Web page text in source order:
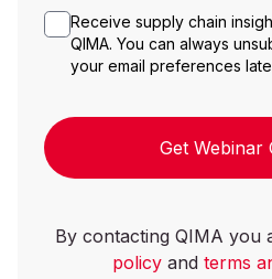
Receive supply chain
QIMA. You can always
your email preferences
Get Webinar
By contacting QIMA you
policyand terms